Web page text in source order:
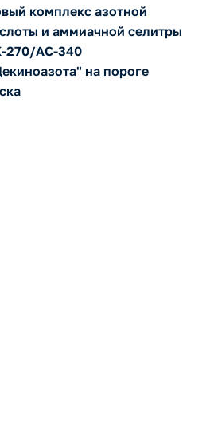
комплекс азотной
и аммиачной селитры
270/АС-340
на пороге